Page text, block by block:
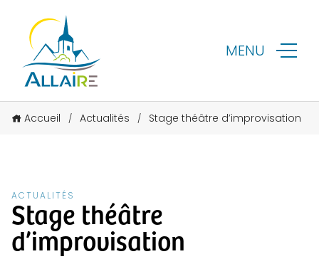
MENU
Accueil / Actualités / Stage théâtre d’improvisation
ACTUALITÉS
Stage théâtre
d’improvisation